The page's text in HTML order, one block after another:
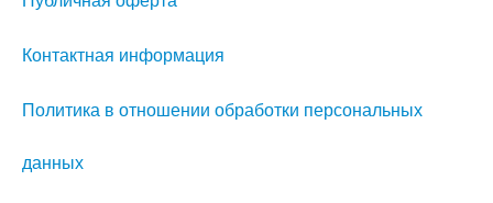
Контактная информация
Политика в отношении обработки персональных
данных